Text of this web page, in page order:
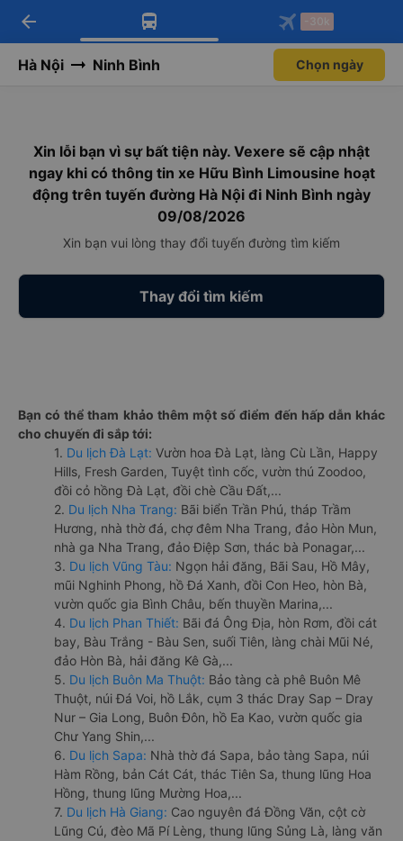
Tải app Vexere ngay!
Nhận ưu đãi thành viên độc
Mở app
Tải app Vexere
-30k/ghế khi đặt vé máy bay qua
Mở app
arrow_back -30k
Hà Nội Ninh Bình Chọn ngày
Xin lỗi bạn vì sự bất tiện này. Vexere sẽ cập nhật
ngay khi có thông tin xe Hữu Bình Limousine hoạt
động trên tuyến đường Hà Nội đi Ninh Bình ngày
09/08/2026
Xin bạn vui lòng thay đổi tuyến đường tìm kiếm
Thay đổi tìm kiếm
Bạn có thể tham khảo thêm một số điểm đến hấp dẫn khác
cho chuyến đi sắp tới:
1. Du lịch Đà Lạt: Vườn hoa Đà Lạt, làng Cù Lần, Happy
Hills, Fresh Garden, Tuyệt tình cốc, vườn thú Zoodoo,
đồi cỏ hồng Đà Lạt, đồi chè Cầu Đất,...
2. Du lịch Nha Trang: Bãi biển Trần Phú, tháp Trầm
Hương, nhà thờ đá, chợ đêm Nha Trang, đảo Hòn Mun,
nhà ga Nha Trang, đảo Điệp Sơn, thác bà Ponagar,...
3. Du lịch Vũng Tàu: Ngọn hải đăng, Bãi Sau, Hồ Mây,
mũi Nghinh Phong, hồ Đá Xanh, đồi Con Heo, hòn Bà,
vườn quốc gia Bình Châu, bến thuyền Marina,...
4. Du lịch Phan Thiết: Bãi đá Ông Địa, hòn Rơm, đồi cát
bay, Bàu Trắng - Bàu Sen, suối Tiên, làng chài Mũi Né,
đảo Hòn Bà, hải đăng Kê Gà,...
5. Du lịch Buôn Ma Thuột: Bảo tàng cà phê Buôn Mê
Thuột, núi Đá Voi, hồ Lắk, cụm 3 thác Dray Sap – Dray
Nur – Gia Long, Buôn Đôn, hồ Ea Kao, vườn quốc gia
Chư Yang Shin,...
6. Du lịch Sapa: Nhà thờ đá Sapa, bảo tàng Sapa, núi
Hàm Rồng, bản Cát Cát, thác Tiên Sa, thung lũng Hoa
Hồng, thung lũng Mường Hoa,...
7. Du lịch Hà Giang: Cao nguyên đá Đồng Văn, cột cờ
Lũng Cú, đèo Mã Pí Lèng, thung lũng Sủng Là, làng văn